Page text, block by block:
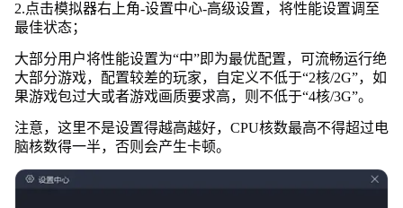
2.点击模拟器右上角-设置中心-高级设置，将性能设置调至
最佳状态；
大部分用户将性能设置为“中”即为最优配置，可流畅运行绝
大部分游戏，配置较差的玩家，自定义不低于“2核/2G”，如
果游戏包过大或者游戏画质要求高，则不低于“4核/3G”。
注意，这里不是设置得越高越好，CPU核数最高不得超过电
脑核数得一半，否则会产生卡顿。